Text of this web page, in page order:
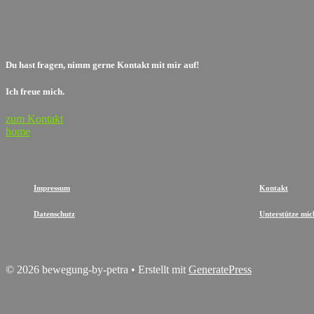
Du hast fragen, nimm gerne Kontakt mit mir auf!
Ich freue mich.
zum Kontakt
home
Impressum
Datenschutz
Kontakt
Unterstütze
© 2026 bewegung-by-petra • Erstellt mit GeneratePress